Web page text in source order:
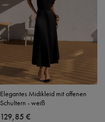
Elegantes Midikleid mit offenen
Schultern - weiß
129,85 €